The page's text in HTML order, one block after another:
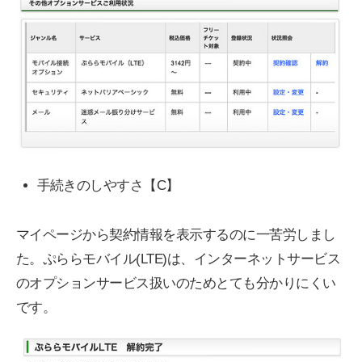
手続きのしやすさ【C】
マイページから契約情報を表示するのに一苦労しまし
た。ぷららモバイル(LTE)は、インターネットサービス
のオプションサービス扱いのためとても分かりにくい
です。